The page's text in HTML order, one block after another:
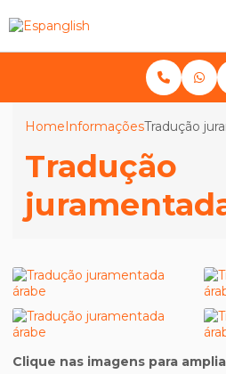
HomeInformaçõesTradução
Tradução
Clique nas imagens para